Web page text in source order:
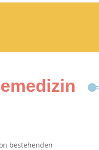
bestehenden